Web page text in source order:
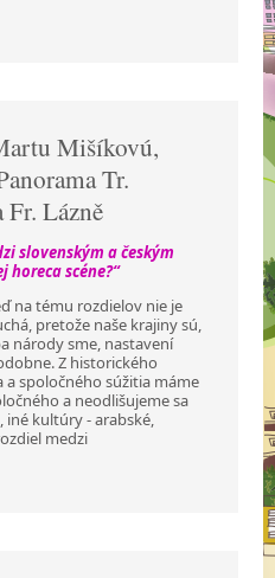
Mišíkovú,
Tr.
Fr. Lázně
slovenským a českým
horeca scéne?“
na tému rozdielov nie je
pretože naše krajiny sú,
národy sme, nastavení
Z historického
a spoločného súžitia máme
a neodlišujeme sa
kultúry - arabské,
medzi